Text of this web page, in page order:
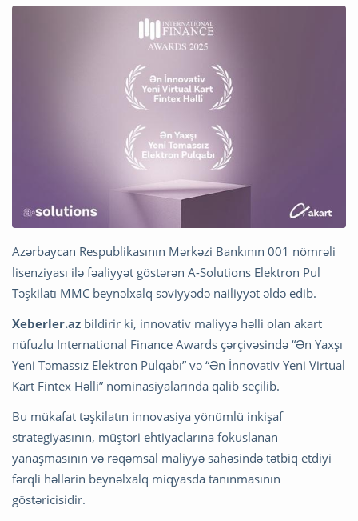
Azərbaycan Respublikasının Mərkəzi Bankının 001 nömrəli
lisenziyası ilə fəaliyyət göstərən A-Solutions Elektron Pul
Təşkilatı MMC beynəlxalq səviyyədə nailiyyət əldə edib.
Xeberler.az bildirir ki, innovativ maliyyə həlli olan akart
nüfuzlu International Finance Awards çərçivəsində “Ən Yaxşı
Yeni Təmassız Elektron Pulqabı” və “Ən İnnovativ Yeni Virtual
Kart Fintex Həlli” nominasiyalarında qalib seçilib.
Bu mükafat təşkilatın innovasiya yönümlü inkişaf
strategiyasının, müştəri ehtiyaclarına fokuslanan
yanaşmasının və rəqəmsal maliyyə sahəsində tətbiq etdiyi
fərqli həllərin beynəlxalq miqyasda tanınmasının
göstəricisidir.